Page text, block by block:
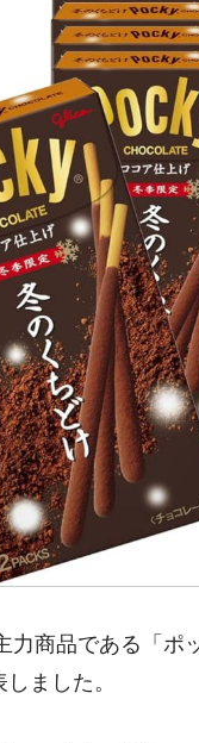
商品である「ポ
ました。